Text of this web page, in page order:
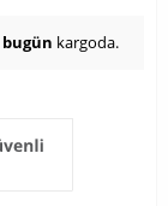
bugün kargoda.